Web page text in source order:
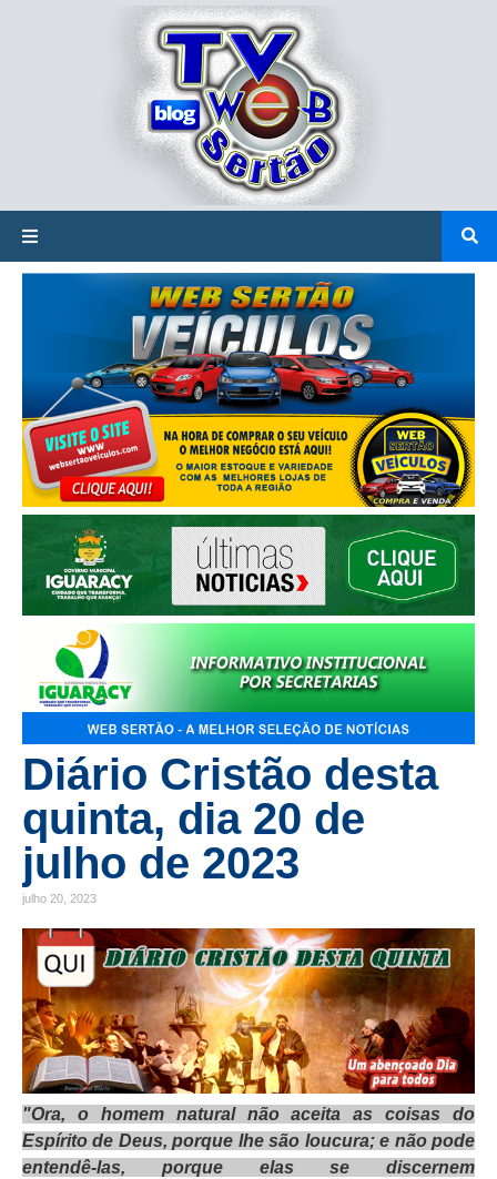
Diário Cristão desta
quinta, dia 20 de
julho de 2023
julho 20, 2023
"Ora, o homem natural não aceita as coisas do
Espírito de Deus, porque lhe são loucura; e não pode
entendê-las, porque elas se discernem